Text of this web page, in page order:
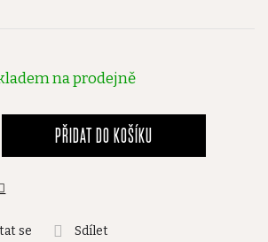
na prodejně
PŘIDAT DO KOŠÍKU
se Sdílet